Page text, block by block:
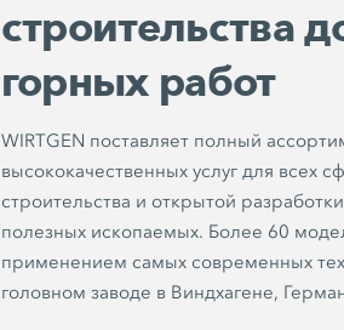
строительства
горных работ
WIRTGEN поставляет полный
высококачественных услуг для всех
строительства и открытой
полезных ископаемых. Более 60
применением самых современных
головном заводе в Виндхагене,